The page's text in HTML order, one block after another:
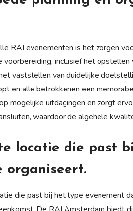
RAI evenementen is het zorgen
voorbereiding, inclusief het
vaststellen van duidelijke
en alle betrokkenen een
mogelijke uitdagingen en zorgt
waardoor de algehele
locatie die past
organiseert.
die past bij het type evenement
De RAI Amsterdam biedt